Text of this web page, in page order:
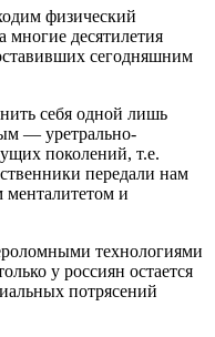
физический
десятилетия
сегодняшним
себя одной лишь
— уретрально-
поколений, т.е.
передали нам
и
технологиями
у россиян остается
потрясений